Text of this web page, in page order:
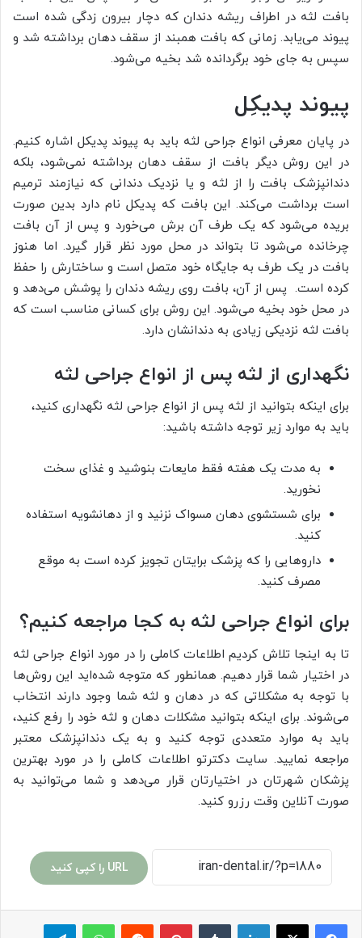
بافت لثه در اطراف ریشه دندان که دچار بیرون زدگی شده است
پیوند می‌یابد. زمانی که بافت همبند از سقف دهان برداشته شد و
سپس به جای خود برگردانده شد بخیه می‌شود.
پیوند پدیکِل
در پایان معرفی انواع جراحی لثه باید به پیوند پدیکل اشاره کنیم.
در این روش دیگر بافت از سقف دهان برداشته نمی‌شود، بلکه
دندانپزشک بافت را از لثه و یا نزدیک دندانی که نیازمند ترمیم
است برداشت می‌کند. این بافت که پدیکل نام دارد بدین صورت
بریده می‌شود که یک طرف آن برش می‌خورد و پس از آن بافت
چرخانده می‌شود تا بتواند در محل مورد نظر قرار گیرد. اما هنوز
بافت در یک طرف به جایگاه خود متصل است و ساختارش را حفظ
کرده است. پس از آن، بافت روی ریشه دندان را پوشش می‌دهد و
در محل خود بخیه می‌شود. این روش برای کسانی مناسب است که
بافت لثه نزدیکی زیادی به دندانشان دارد.
نگهداری از لثه پس از انواع جراحی لثه
برای اینکه بتوانید از لثه پس از انواع جراحی لثه نگهداری کنید،
باید به موارد زیر توجه داشته باشید:
به مدت یک هفته فقط مایعات بنوشید و غذای سخت
نخورید.
برای شستشوی دهان مسواک نزنید و از دهانشویه استفاده
کنید.
داروهایی را که پزشک برایتان تجویز کرده است به موقع
مصرف کنید.
برای انواع جراحی لثه به کجا مراجعه کنیم؟
تا به اینجا تلاش کردیم اطلاعات کاملی را در مورد انواع جراحی لثه
در اختیار شما قرار دهیم. همانطور که متوجه شده‌اید این روش‌ها
با توجه به مشکلاتی که در دهان و لثه شما وجود دارند انتخاب
می‌شوند. برای اینکه بتوانید مشکلات دهان و لثه خود را رفع کنید،
باید به موارد متعددی توجه کنید و به یک دندانپزشک معتبر
مراجعه نمایید. سایت دکترتو اطلاعات کاملی را در مورد بهترین
پزشکان شهرتان در اختیارتان قرار می‌دهد و شما می‌توانید به
صورت آنلاین وقت رزرو کنید.
URL را کپی کنید
لینکدین ‫تامبلر پینترست‫رددیت واتس آپ تلگرام